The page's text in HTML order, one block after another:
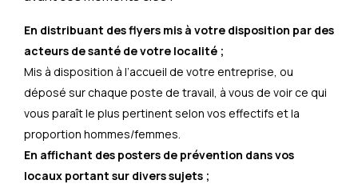
En distribuant des flyers mis à votre disposition par des
acteurs de santé de votre localité ;
Mis à disposition à l’accueil de votre entreprise, ou
déposé sur chaque poste de travail, à vous de voir ce qui
vous paraît le plus pertinent selon vos effectifs et la
proportion hommes/femmes.
En affichant des posters de prévention dans vos
locaux portant sur divers sujets ;